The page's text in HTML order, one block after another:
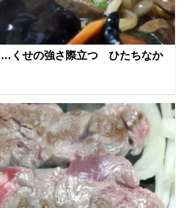
…くせの強さ際立つ ひたちなか